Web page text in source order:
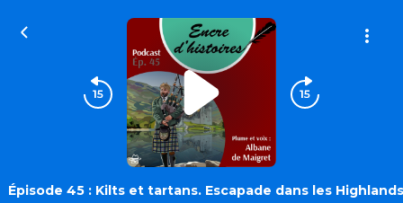
Épisode 45 : Kilts et tartans. Escapade dans les Highlands